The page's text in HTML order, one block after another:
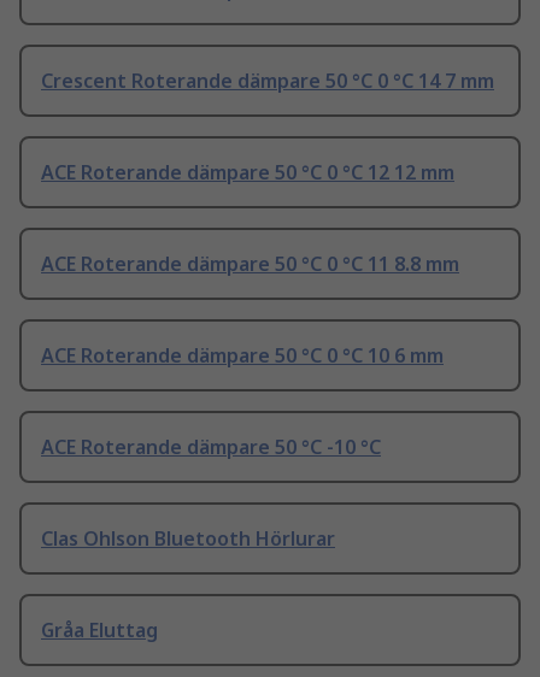
Crescent Roterande dämpare 50 °C 0 °C 14 7 mm
ACE Roterande dämpare 50 °C 0 °C 12 12 mm
ACE Roterande dämpare 50 °C 0 °C 11 8.8 mm
ACE Roterande dämpare 50 °C 0 °C 10 6 mm
ACE Roterande dämpare 50 °C -10 °C
Clas Ohlson Bluetooth Hörlurar
Gråa Eluttag